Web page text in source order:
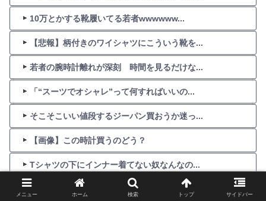
10万とかする靴履いてる若者wwwwww...
【悲報】柄付きのワイシャツにこういう靴を...
若者の腕時計離れが深刻 時間を見るだけな...
「“スーツでオシャレ”って何すればいいの...
そこそこいい値段するジーパン買おうか迷っ...
【画像】この時計買うのどう？
Tシャツの下にインナー着てない奴なんなの...
かっこいいデニムが欲しいんだが？
メニュー ホーム 検索 トップ サイドバー